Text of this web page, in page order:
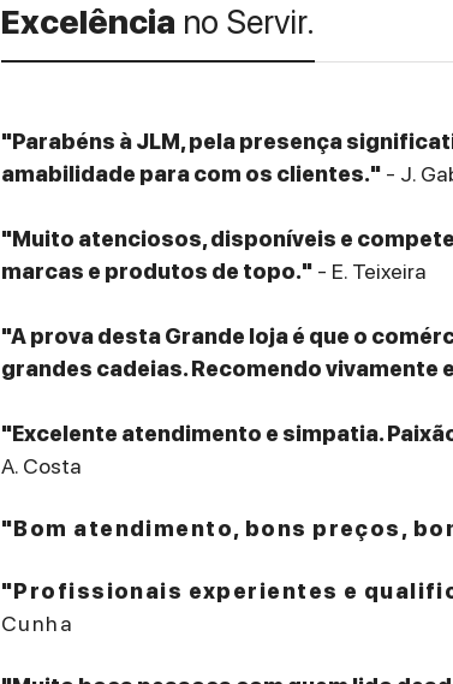
Excelência no Servir.
"Parabéns à JLM, pela presença
amabilidade para com os clientes." - J.
"Muito atenciosos, disponíveis e
marcas e produtos de topo." - E. Teixeira
"A prova desta Grande loja é que o
grandes cadeias. Recomendo vivamente
"Excelente atendimento e simpatia.
A. Costa
"Bom atendimento, bons preços,
"Profissionais experientes e
Cunha